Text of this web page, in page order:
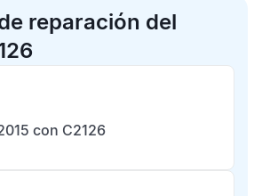
reparación del
con C2126